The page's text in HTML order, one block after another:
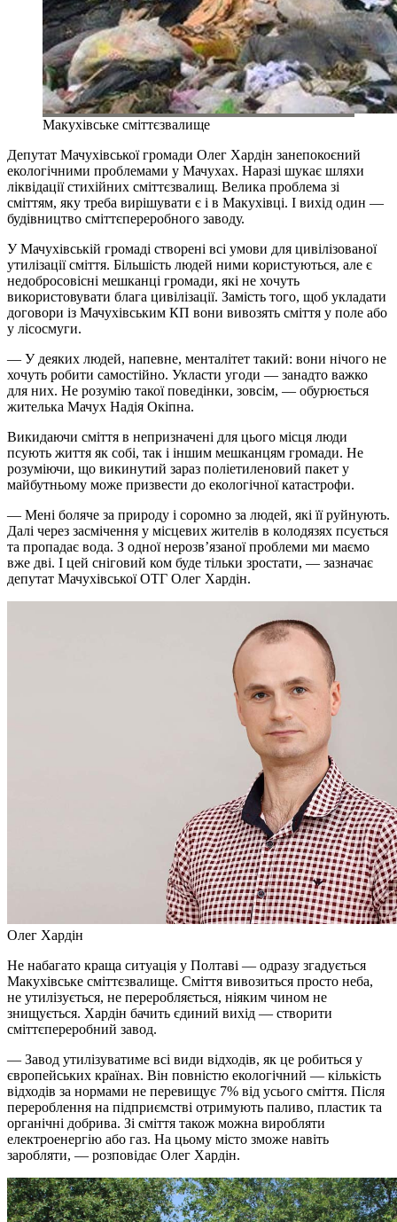
Макухівське сміттєзвалище
Депутат Мачухівської громади Олег Хардін занепокоєний
екологічними проблемами у Мачухах. Наразі шукає шляхи
ліквідації стихійних сміттєзвалищ. Велика проблема зі
сміттям, яку треба вирішувати є і в Макухівці. І вихід один —
будівництво сміттєпереробного заводу.
У Мачухівській громаді створені всі умови для цивілізованої
утилізації сміття. Більшість людей ними користуються, але є
недобросовісні мешканці громади, які не хочуть
використовувати блага цивілізації. Замість того, щоб укладати
договори із Мачухівським КП вони вивозять сміття у поле або
у лісосмуги.
— У деяких людей, напевне, менталітет такий: вони нічого не
хочуть робити самостійно. Укласти угоди — занадто важко
для них. Не розумію такої поведінки, зовсім, — обурюється
жителька Мачух Надія Окіпна.
Викидаючи сміття в непризначені для цього місця люди
псують життя як собі, так і іншим мешканцям громади. Не
розуміючи, що викинутий зараз поліетиленовий пакет у
майбутньому може призвести до екологічної катастрофи.
— Мені боляче за природу і соромно за людей, які її руйнують.
Далі через засмічення у місцевих жителів в колодязях псується
та пропадає вода. З одної нерозв’язаної проблеми ми маємо
вже дві. І цей сніговий ком буде тільки зростати, — зазначає
депутат Мачухівської ОТГ Олег Хардін.
Олег Хардін
Не набагато краща ситуація у Полтаві — одразу згадується
Макухівське сміттєзвалище. Сміття вивозиться просто неба,
не утилізується, не переробляється, ніяким чином не
знищується. Хардін бачить єдиний вихід — створити
сміттєпереробний завод.
— Завод утилізуватиме всі види відходів, як це робиться у
європейських країнах. Він повністю екологічний — кількість
відходів за нормами не перевищує 7% від усього сміття. Після
перероблення на підприємстві отримують паливо, пластик та
органічні добрива. Зі сміття також можна виробляти
електроенергію або газ. На цьому місто зможе навіть
заробляти, — розповідає Олег Хардін.